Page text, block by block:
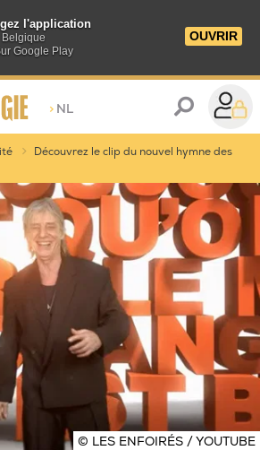
l'application
Google Play
OUVRIR
> NL
Découvrez le clip du nouvel hymne des
© LES ENFOIRÉS / YOUTUBE